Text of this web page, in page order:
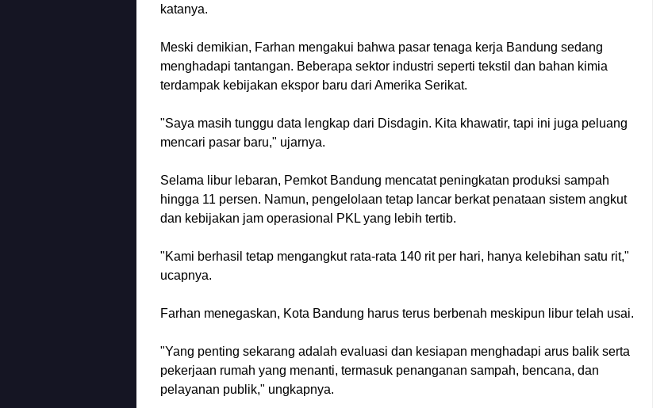
katanya.
Meski demikian, Farhan mengakui bahwa pasar tenaga kerja Bandung sedang
menghadapi tantangan. Beberapa sektor industri seperti tekstil dan bahan kimia
terdampak kebijakan ekspor baru dari Amerika Serikat.
"Saya masih tunggu data lengkap dari Disdagin. Kita khawatir, tapi ini juga peluang
mencari pasar baru," ujarnya.
Selama libur lebaran, Pemkot Bandung mencatat peningkatan produksi sampah
hingga 11 persen. Namun, pengelolaan tetap lancar berkat penataan sistem angkut
dan kebijakan jam operasional PKL yang lebih tertib.
"Kami berhasil tetap mengangkut rata-rata 140 rit per hari, hanya kelebihan satu rit,"
ucapnya.
Farhan menegaskan, Kota Bandung harus terus berbenah meskipun libur telah usai.
"Yang penting sekarang adalah evaluasi dan kesiapan menghadapi arus balik serta
pekerjaan rumah yang menanti, termasuk penanganan sampah, bencana, dan
pelayanan publik," ungkapnya.